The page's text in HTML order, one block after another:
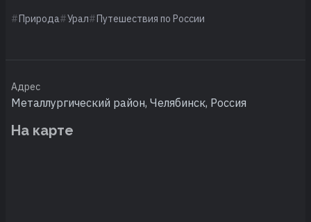
Природа Урал Путешествия по России
Адрес
Металлургический район, Челябинск, Россия
На карте